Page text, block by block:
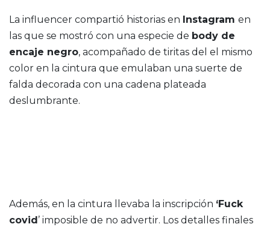
La influencer compartió historias en Instagram en
las que se mostró con una especie de body de
encaje negro, acompañado de tiritas del el mismo
color en la cintura que emulaban una suerte de
falda decorada con una cadena plateada
deslumbrante.
Además, en la cintura llevaba la inscripción ‘Fuck
covid ’ imposible de no advertir. Los detalles finales